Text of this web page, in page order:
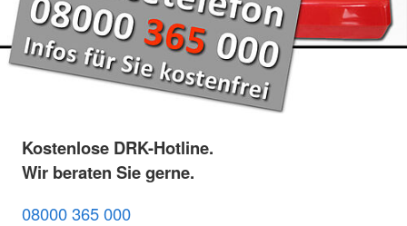
Kostenlose DRK-Hotline.
Wir beraten Sie gerne.
08000 365 000